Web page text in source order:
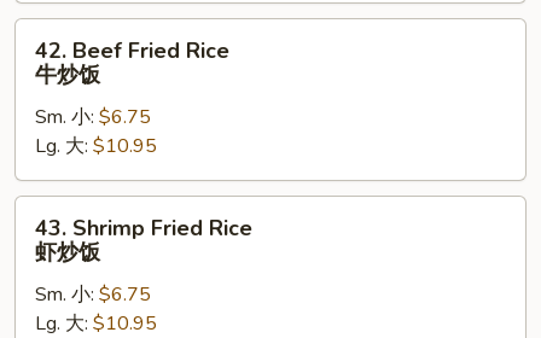
Beef
Fried
Rice
炒
饭
42. Beef Fried Rice
牛炒饭
Sm. 小: $6.75
Lg. 大: $10.95
Shrimp
Fried
Rice
43. Shrimp Fried Rice
虾炒饭
Sm. 小: $6.75
Lg. 大: $10.95